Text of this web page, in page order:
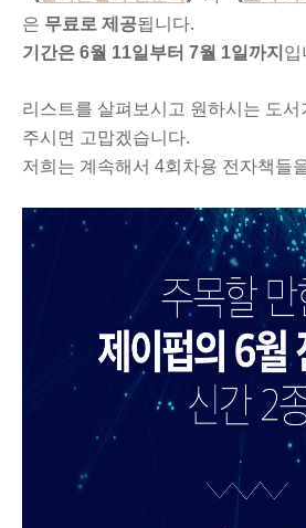
은 무료로 제공됩니다.
기간은 6월 11일부터 7월 1일까지 입
리스트를 살펴보시고 원하시는 도서
주시면 고맙겠습니다.
저희는 계속해서 4회차용 전자책들